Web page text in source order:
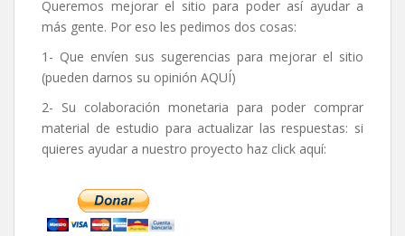
Queremos mejorar el sitio para poder así ayudar a
más gente. Por eso les pedimos dos cosas:
1- Que envíen sus sugerencias para mejorar el sitio
(pueden darnos su opinión AQUÍ)
2- Su colaboración monetaria para poder comprar
material de estudio para actualizar las respuestas: si
quieres ayudar a nuestro proyecto haz click aquí: